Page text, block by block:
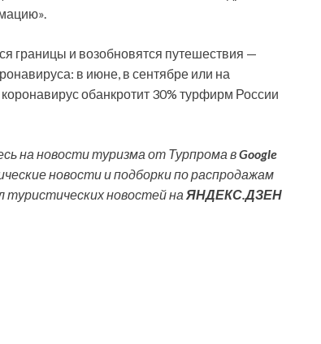
границы и возобновятся путешествия —
в июне, в сентябре или на
обанкротит 30% турфирм России
на новости туризма от Турпрома вGoogle
новости и подборки по распродажам
туристических новостей на ЯНДЕКС.ДЗЕН